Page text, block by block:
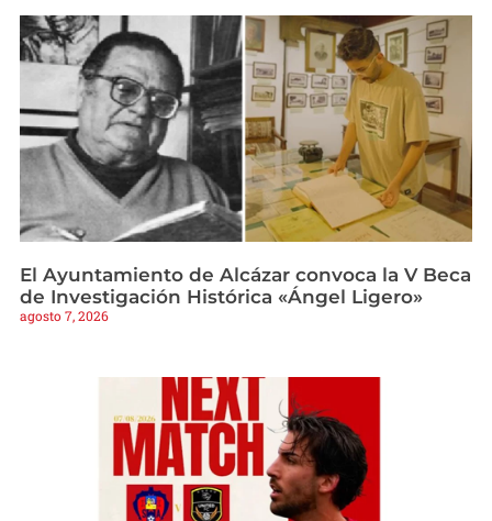
El Ayuntamiento de Alcázar convoca la V Beca
de Investigación Histórica «Ángel Ligero»
agosto 7, 2026